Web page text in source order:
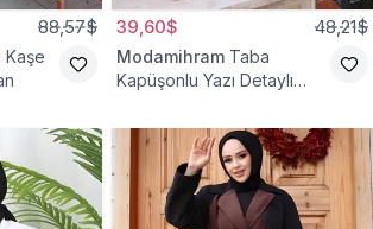
88,57$
Kaşe
39,60$ 48,21$
Modamihram Taba
Kapüşonlu Yazı Detaylı